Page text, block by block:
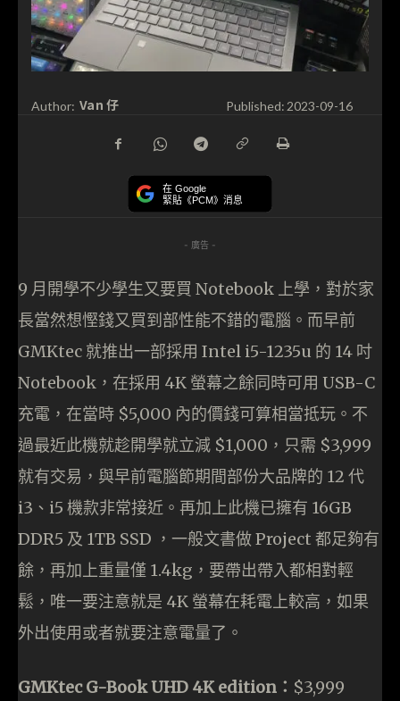
Author: Van 仔 Published: 2023-09-16
在 Google
緊貼《PCM》消息
- 廣告 -
9 月開學不少學生又要買 Notebook 上學，對於家
長當然想慳錢又買到部性能不錯的電腦。而早前
GMKtec 就推出一部採用 Intel i5-1235u 的 14 吋
Notebook，在採用 4K 螢幕之餘同時可用 USB-C
充電，在當時 $5,000 內的價錢可算相當抵玩。不
過最近此機就趁開學就立減 $1,000，只需 $3,999
就有交易，與早前電腦節期間部份大品牌的 12 代
i3、i5 機款非常接近。再加上此機已擁有 16GB
DDR5 及 1TB SSD ，一般文書做 Project 都足夠有
餘，再加上重量僅 1.4kg，要帶出帶入都相對輕
鬆，唯一要注意就是 4K 螢幕在耗電上較高，如果
外出使用或者就要注意電量了。
GMKtec G-Book UHD 4K edition： $3,999